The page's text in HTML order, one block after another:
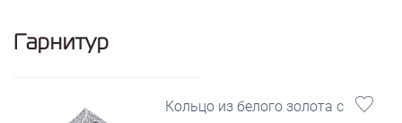
Гарнитур
Кольцо из белого золота с